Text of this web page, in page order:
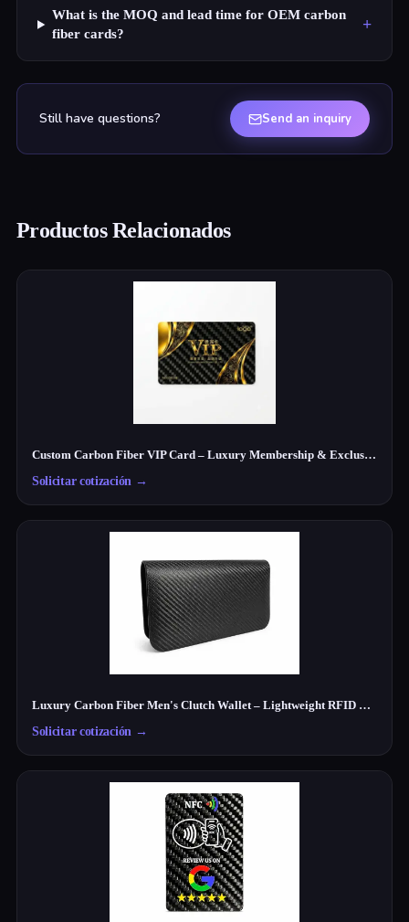
What is the MOQ and lead time for OEM carbon
fiber cards?
+
Still have questions? Send an inquiry
Productos Relacionados
Custom Carbon Fiber VIP Card – Luxury Membership & Exclusive Club Card
Solicitar cotización→
Luxury Carbon Fiber Men's Clutch Wallet – Lightweight RFID Travel Organizer
Solicitar cotización→